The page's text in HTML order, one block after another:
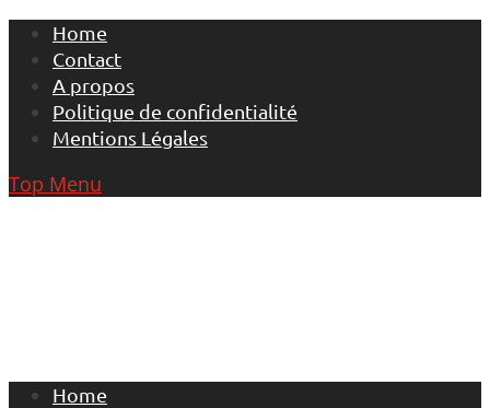
Skip
content
Home
Contact
A propos
Politique de confidentialité
Mentions Légales
Top Menu
Home